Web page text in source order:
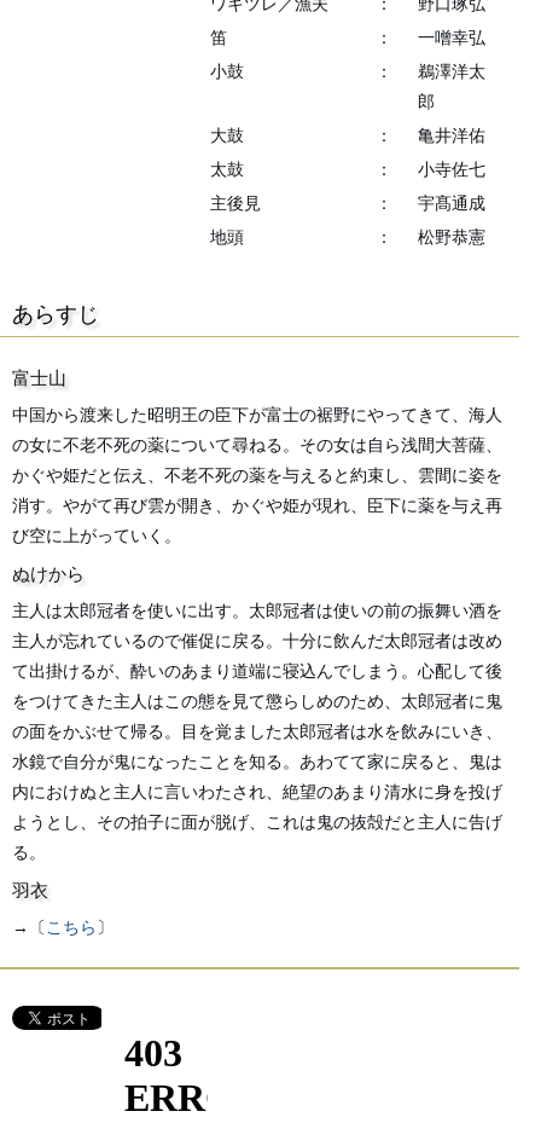
ワキツレ／漁夫
：
野口琢弘
笛
：
一噌幸弘
小鼓
：
鵜澤洋太
郎
大鼓
：
亀井洋佑
太鼓
：
小寺佐七
主後見
：
宇髙通成
地頭
： 松野恭憲
あらすじ
富士山
中国から渡来した昭明王の臣下が富士の裾野にやってきて、海人
の女に不老不死の薬について尋ねる。その女は自ら浅間大菩薩、
かぐや姫だと伝え、不老不死の薬を与えると約束し、雲間に姿を
消す。やがて再び雲が開き、かぐや姫が現れ、臣下に薬を与え再
び空に上がっていく。
ぬけから
主人は太郎冠者を使いに出す。太郎冠者は使いの前の振舞い酒を
主人が忘れているので催促に戻る。十分に飲んだ太郎冠者は改め
て出掛けるが、酔いのあまり道端に寝込んでしまう。心配して後
をつけてきた主人はこの態を見て懲らしめのため、太郎冠者に鬼
の面をかぶせて帰る。目を覚ました太郎冠者は水を飲みにいき、
水鏡で自分が鬼になったことを知る。あわてて家に戻ると、鬼は
内におけぬと主人に言いわたされ、絶望のあまり清水に身を投げ
ようとし、その拍子に面が脱げ、これは鬼の抜殻だと主人に告げ
る。
羽衣
→〔こちら 〕